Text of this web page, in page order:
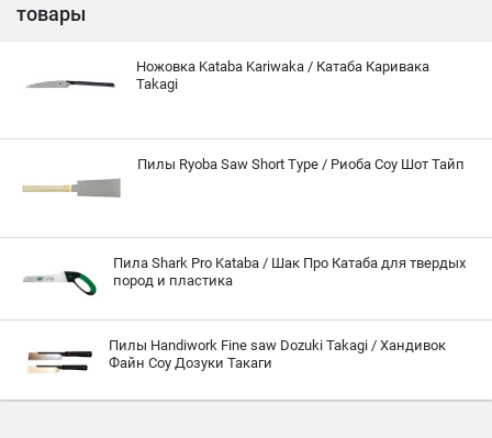
товары
Ножовка Kataba Kariwaka / Катаба Каривака
Takagi
Пилы Ryoba Saw Short Type / Риоба Соу Шот Тайп
Пила Shark Pro Kataba / Шак Про Катаба для твердых
пород и пластика
Пилы Handiwork Fine saw Dozuki Takagi / Хандивок
Файн Соу Дозуки Такаги